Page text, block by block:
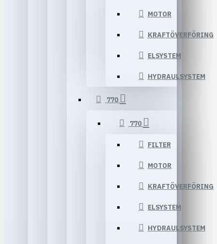
MOTOR
KRAFTÖVERFÖRING
ELSYSTEM
HYDRAULSYSTEM
770
770
FILTER
MOTOR
KRAFTÖVERFÖRING
ELSYSTEM
HYDRAULSYSTEM